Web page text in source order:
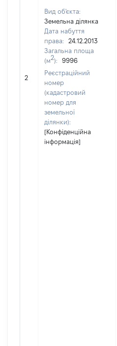
2
Вид об'єкта:
Земельна ділянка
Дата набуття
права:
24.12.2013
Загальна площа
(м2):
9996
Реєстраційний
номер
(кадастровий
номер для
земельної
ділянки):
[Конфіденційна
інформація]